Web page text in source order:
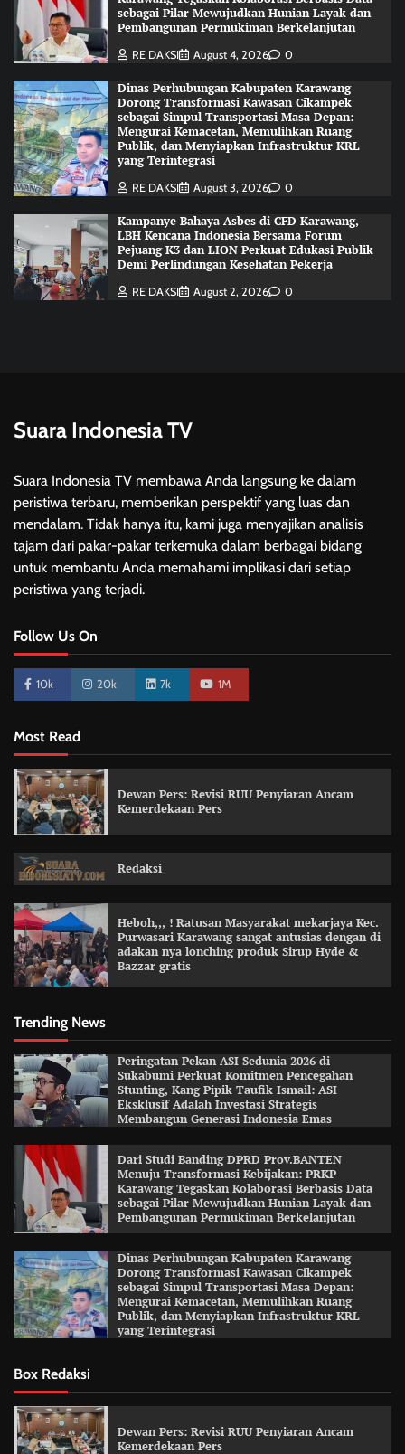
sebagai Pilar Mewujudkan Hunian Layak dan
Pembangunan Permukiman Berkelanjutan
RE DAKSI August 4, 2026 0
Dinas Perhubungan Kabupaten Karawang
Dorong Transformasi Kawasan Cikampek
sebagai Simpul Transportasi Masa Depan:
Mengurai Kemacetan, Memulihkan Ruang
Publik, dan Menyiapkan Infrastruktur KRL
yang Terintegrasi
RE DAKSI August 3, 2026 0
Kampanye Bahaya Asbes di CFD Karawang,
LBH Kencana Indonesia Bersama Forum
Pejuang K3 dan LION Perkuat Edukasi Publik
Demi Perlindungan Kesehatan Pekerja
RE DAKSI August 2, 2026 0
Suara Indonesia TV
Suara Indonesia TV membawa Anda langsung ke dalam
peristiwa terbaru, memberikan perspektif yang luas dan
mendalam. Tidak hanya itu, kami juga menyajikan analisis
tajam dari pakar-pakar terkemuka dalam berbagai bidang
untuk membantu Anda memahami implikasi dari setiap
peristiwa yang terjadi.
Follow Us On
10k 20k 7k 1M
Most Read
Dewan Pers: Revisi RUU Penyiaran Ancam
Kemerdekaan Pers
Redaksi
Heboh,,, ! Ratusan Masyarakat mekarjaya Kec.
Purwasari Karawang sangat antusias dengan di
adakan nya lonching produk Sirup Hyde &
Bazzar gratis
Trending News
Peringatan Pekan ASI Sedunia 2026 di
Sukabumi Perkuat Komitmen Pencegahan
Stunting, Kang Pipik Taufik Ismail: ASI
Eksklusif Adalah Investasi Strategis
Membangun Generasi Indonesia Emas
Dari Studi Banding DPRD Prov.BANTEN
Menuju Transformasi Kebijakan: PRKP
Karawang Tegaskan Kolaborasi Berbasis Data
sebagai Pilar Mewujudkan Hunian Layak dan
Pembangunan Permukiman Berkelanjutan
Dinas Perhubungan Kabupaten Karawang
Dorong Transformasi Kawasan Cikampek
sebagai Simpul Transportasi Masa Depan:
Mengurai Kemacetan, Memulihkan Ruang
Publik, dan Menyiapkan Infrastruktur KRL
yang Terintegrasi
Box Redaksi
Dewan Pers: Revisi RUU Penyiaran Ancam
Kemerdekaan Pers